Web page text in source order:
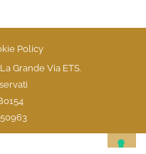
Policy
Grande Via ETS.